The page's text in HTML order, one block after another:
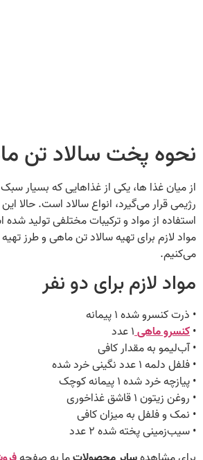
نحوه پخت سالاد تن
از میان غذا ها، یکی از غذاهایی که بسیار
رژیمی قرار می‌گیرد، انواع سالاد است. حالا
استفاده از مواد و ترکیبات مختلفی تولید
مواد لازم برای تهیه سالاد تن ماهی و طرز
می‌کنیم.
مواد لازم برای دو نفر
• ذرت کنسرو شده ۱ پیمانه
•کنسرو ماهی۱ عدد
• آب‌لیمو به مقدار کافی
• فلفل دلمه ۱ عدد نگینی خرد شده
• پیازچه خرد شده ۱ پیمانه کوچک
• روغن زیتون ۱ قاشق غذاخوری
• نمک و فلفل به میزان کافی
• سیب‌زمینی پخته شده ۲ عدد